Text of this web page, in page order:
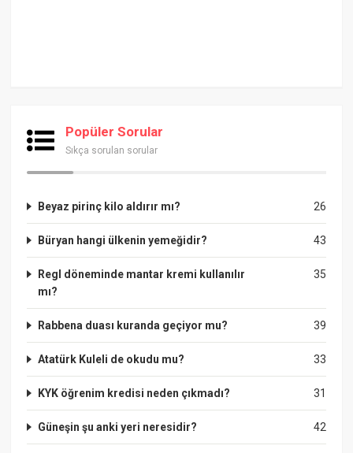
Popüler Sorular
Sıkça sorulan sorular
26
Beyaz pirinç kilo aldırır mı?
43
Büryan hangi ülkenin yemeğidir?
35
Regl döneminde mantar kremi kullanılır
mı?
39
Rabbena duası kuranda geçiyor mu?
33
Atatürk Kuleli de okudu mu?
31
KYK öğrenim kredisi neden çıkmadı?
42
Güneşin şu anki yeri neresidir?